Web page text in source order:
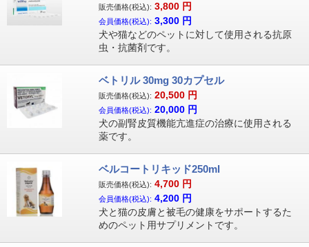
販売価格(税込): 3,800 円
会員価格(税込): 3,300 円
犬や猫などのペットに対して使用される抗原
虫・抗菌剤です。
ベトリル 30mg 30カプセル
販売価格(税込): 20,500 円
会員価格(税込): 20,000 円
犬の副腎皮質機能亢進症の治療に使用される
薬です。
ベルコートリキッド250ml
販売価格(税込): 4,700 円
会員価格(税込): 4,200 円
犬と猫の皮膚と被毛の健康をサポートするた
めのペット用サプリメントです。